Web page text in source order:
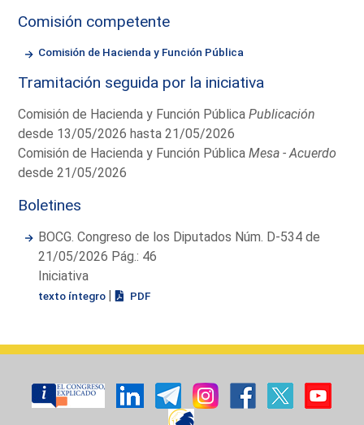
Comisión competente
Comisión de Hacienda y Función Pública
Tramitación seguida por la iniciativa
Comisión de Hacienda y Función PúblicaPublicación
desde 13/05/2026 hasta 21/05/2026
Comisión de Hacienda y Función PúblicaMesa - Acuerdo
desde 21/05/2026
Boletines
BOCG. Congreso de los Diputados Núm. D-534 de
21/05/2026 Pág.: 46
Iniciativa
texto íntegro | PDF